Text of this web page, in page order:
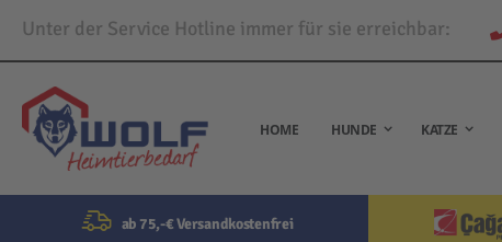
Unter der Service Hotline immer für sie erreichbar:
Direkt
zum
Inhalt
HOME HUNDE KATZE
ab 75,-€ Versandkostenfrei